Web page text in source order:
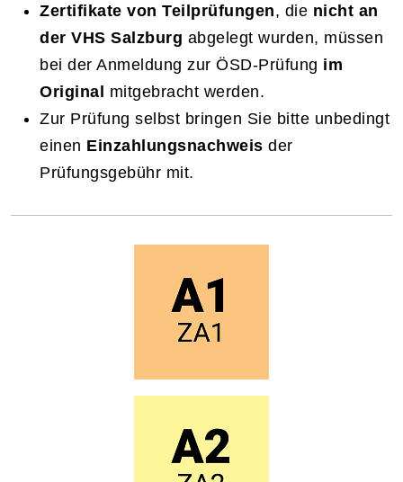
Zertifikate von Teilprüfungen, die nicht an
der VHS Salzburg abgelegt wurden, müssen
bei der Anmeldung zur ÖSD-Prüfung im
Original mitgebracht werden.
Zur Prüfung selbst bringen Sie bitte unbedingt
einen Einzahlungsnachweis der
Prüfungsgebühr mit.